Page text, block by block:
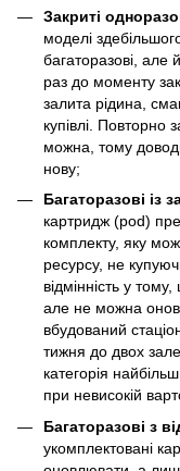
Закриті
моделі
багаторазові, але
раз до моменту
залита рідина,
купівлі. Повторно
можна, тому
нову;
Багаторазові із
картридж (pod)
комплекту, яку
ресурсу, не
відмінність у
але не можна
вбудований
тижня до двох
категорія
при невисокій
Багаторазові з
укомплектовані